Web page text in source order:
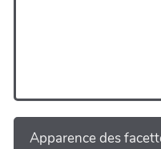
Apparence des